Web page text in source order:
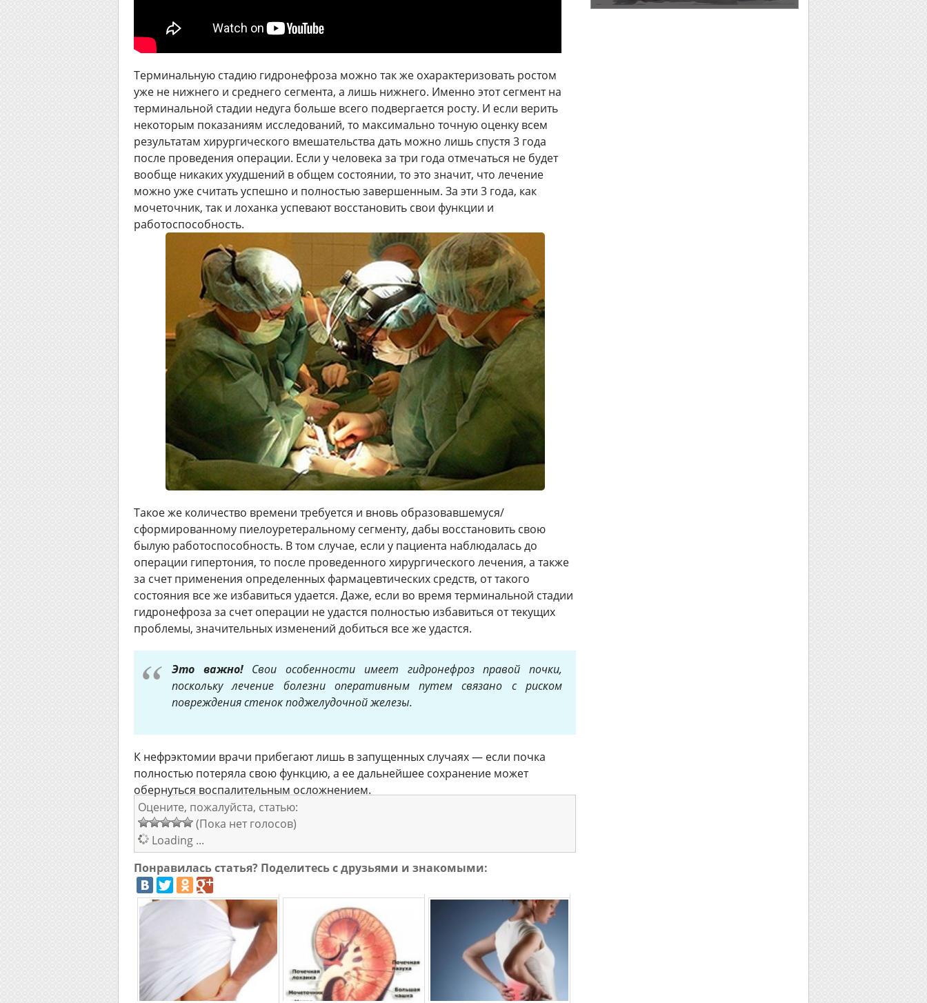
Терминальную стадию гидронефроза можно так же охарактеризовать ростом
уже не нижнего и среднего сегмента, а лишь нижнего. Именно этот сегмент на
терминальной стадии недуга больше всего подвергается росту. И если верить
некоторым показаниям исследований, то максимально точную оценку всем
результатам хирургического вмешательства дать можно лишь спустя 3 года
после проведения операции. Если у человека за три года отмечаться не будет
вообще никаких ухудшений в общем состоянии, то это значит, что лечение
можно уже считать успешно и полностью завершенным. За эти 3 года, как
мочеточник, так и лоханка успевают восстановить свои функции и
работоспособность.
Такое же количество времени требуется и вновь образовавшемуся/
сформированному пиелоуретеральному сегменту, дабы восстановить свою
былую работоспособность. В том случае, если у пациента наблюдалась до
операции гипертония, то после проведенного хирургического лечения, а также
за счет применения определенных фармацевтических средств, от такого
состояния все же избавиться удается. Даже, если во время терминальной стадии
гидронефроза за счет операции не удастся полностью избавиться от текущих
проблемы, значительных изменений добиться все же удастся.
Это важно!Свои особенности имеет гидронефроз правой почки,
поскольку лечение болезни оперативным путем связано с риском
повреждения стенок поджелудочной железы.
К нефрэктомии врачи прибегают лишь в запущенных случаях — если почка
полностью потеряла свою функцию, а ее дальнейшее сохранение может
обернуться воспалительным осложнением.
Оцените, пожалуйста, статью:
(Пока нет голосов)
Loading ...
Понравилась статья? Поделитесь с друзьями и знакомыми: